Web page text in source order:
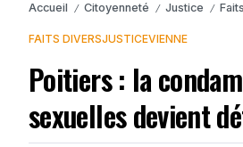
Accueil / Citoyenneté / Justice /
FAITS DIVERSJUSTICEVIENNE
Poitiers : la
sexuelles devient